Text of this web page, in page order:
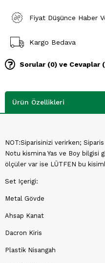
Fiyat Düşünce Haber
Kargo Bedava
Sorular (0) ve Cevaplar
Ürün Özellikleri
NOT:Siparisinizi verirken;
Notu kismina Yas ve Boy bilgisi
ölçüler var ise LÜTFEN bu
Set Içerigi:
Metal Gövde
Ahsap Kanat
Dacron Kiris
Plastik Nisangah